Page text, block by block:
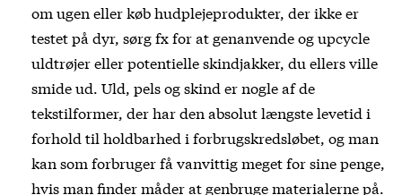
om ugen eller køb hudplejeprodukter, der ikke er
testet på dyr, sørg fx for at genanvende og upcycle
uldtrøjer eller potentielle skindjakker, du ellers ville
smide ud. Uld, pels og skind er nogle af de
tekstilformer, der har den absolut længste levetid i
forhold til holdbarhed i forbrugskredsløbet, og man
kan som forbruger få vanvittig meget for sine penge,
hvis man finder måder at genbruge materialerne på.